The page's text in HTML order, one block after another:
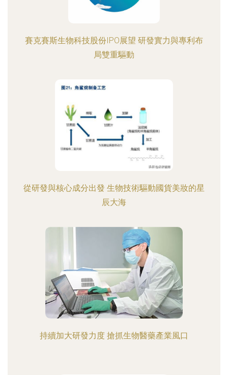
賽克賽斯生物科技股份IPO展望 研發實力與專利布
局雙重驅動
從研發與核心成分出發 生物技術驅動國貨美妝的星
辰大海
持續加大研發力度 搶抓生物醫藥產業風口